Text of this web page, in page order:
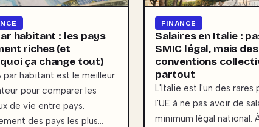
habitant : les pays
riches (et
ça change tout)
par habitant est le meilleur
pour comparer les
de vie entre pays.
des pays les plus…
FINANCE
Salaires en Italie :
SMIC légal, mais des
conventions
partout
L'Italie est l'un des rares
l'UE à ne pas avoir de
minimum légal national.